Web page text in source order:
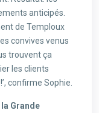
anticipés.
de Temploux
convives venus
trouvent ça
les clients
confirme Sophie.
Grande